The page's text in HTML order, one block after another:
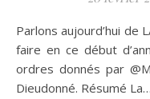
Parlons aujourd’hui de LA lecture que je devais absolument
faire en ce début
ordres donnés par
Dieudonné. Résumé La…